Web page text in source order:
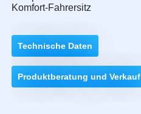
Komfort-Fahrersitz
Technische Daten
Produktberatung und Verkauf